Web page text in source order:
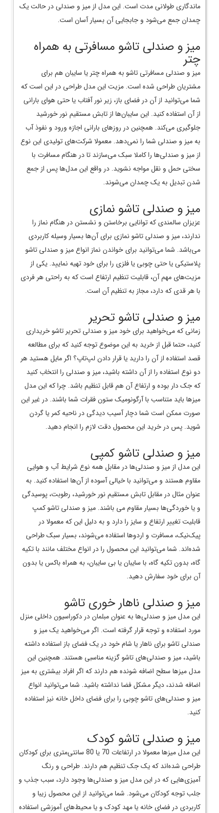
ماندگاری طولانی مدت است. این مدل از میز و صندلی در حالت یک
چمدان جمع می‌شود و جابجایی آن بسیار آسان است.
میز و صندلی تاشو مسافرتی به همراه
چتر
میز و صندلی مسافرتی تاشو به همراه چتر یا سایبان هم برای
مشتریان طراحی شده است. مزیت این مدل طراحی در این است که
شما می‌توانید از آن در فضای باز، زیر نور آفتاب یا حتی هوای بارانی
از آن استفاده کنید. این سایبان‌ها از تابش مستقیم نور خورشید
جلوگیری می‌کند. همچنین در روزهای بارانی اجازه ورود و نفوذ آب
به میز و صندلی شما را نمی‌دهد. معمولا شرکت‌های تولیدی این نوع
از میز و صندلی‌ها را کاملا سبک می‌سازند تا در هنگام مسافرت با
سختی حمل و نقل مواجه نشوید. در واقع این مدل‌ها پس از جمع
شدن تبدیل به یک چمدان می‌شوند.
میز و صندلی تاشو نمازی
عزیزان سالمندی که توانایی برخاستن و نشستن در هنگام نماز را
ندارند، میز و صندلی تاشو نمازی برای آن‌ها بسیار وسیله کاربردی
می‌باشد. شما می‌توانید برای خواندن نماز انواع میز و صندلی تاشو
پلاستیکی یا حتی چوبی یا فلزی را برای خود تهیه نمایید. یکی از
مزیت‌های مهم آن، قابلیت تنظیم ارتفاع است که به راحتی هر فردی
با هر قدی که دارد، مجاز به تنظیم آن است.
میز و صندلی تاشو تحریر
زمانی که می‌خواهید برای خود میز و صندلی تحریر تاشو خریداری
کنید، حتما قبل از خرید به این موضوع توجه کنید که برای مطالعه
قصد استفاده از آن را دارید یا قرار دادن لپ‌تاپ؟ اگر مایل هستید هر
دو نوع استفاده را از آن داشته باشید، میز و صندلی‌ را انتخاب کنید
که جک دار بوده و ارتفاع آن هم قابل تنظیم باشد. چرا که این مدل
میزها باید متناسب با آرگونومیک ستون فقرات شما باشند. در غیر این
صورت ممکن است شما دچار آسیب دیدگی در ناحیه کمر یا گردن
شوید. پس در خرید این محصول دقت لازم را انجام دهید.
میز و صندلی تاشو کمپی
این مدل از میز و صندلی‌ها در مقابل همه نوع شرایط آب و هوایی
مقاوم هستند و می‌توانید با خیالی آسوده از آن‌ها استفاده کنید. به
عنوان مثال در مقابل تابش مستقیم نور خورشید، رطوبت، پوسیدگی
و یا خوردگی‌ها بسیار مقاوم می باشند. میز و صندلی‌ تاشو کمپ
قابلیت تغییر ارتفاع و سایز را دارد و به دلیل این که معمولا در
پیک‌نیک، مسافرت و اردوها استفاده می‌شوند، بسیار سبک طراحی
شده‌اند. شما می‌توانید این محصول را در انواع مختلف مانند با تکیه
گاه، بدون تکیه گاه، با سایبان یا بی سایبان، به همراه باکس یا بدون
آن برای خود سفارش دهید.
میز و صندلی ناهار خوری تاشو
این مدل میز و صندلی‌ها به عنوان مبلمان در دکوراسیون داخلی منزل
مورد استفاده و توجه قرار گرفته است. اگر می‌خواهید یک میز و
صندلی تاشو برای ناهار یا شام خود در یک فضای باز استفاده داشته
باشید، میز و صندلی‌های تاشو گزینه مناسبی هستند. همچنین این
مدل میزها سطح اضافه شونده هم دارند که اگر افراد بیشتری به میز
اضافه شدند، دیگر مشکل فضا نداشته باشید. شما می‌توانید انواع
میز و صندلی‌های تاشو چوبی را برای فضای داخل خانه نیز استفاده
کنید.
میز و صندلی تاشو کودک
این مدل میزها معمولا در ارتفاعات 70 یا 80 سانتی‌متری برای کودکان
طراحی شده‌اند که یک جک تنظیم هم دارند. طراحی و رنگ
آمیزی‌هایی که در این مدل میز و صندلی‌ها وجود دارد، سبب جذب و
جلب توجه کودکان می‌شود. شما می‌توانید از این محصول زیبا و
کاربردی در فضای خانه یا مهد کودک و یا محیط‌های آموزشی استفاده